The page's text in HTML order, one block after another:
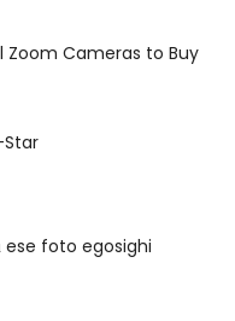
Zoom Cameras to Buy
ese foto egosighi